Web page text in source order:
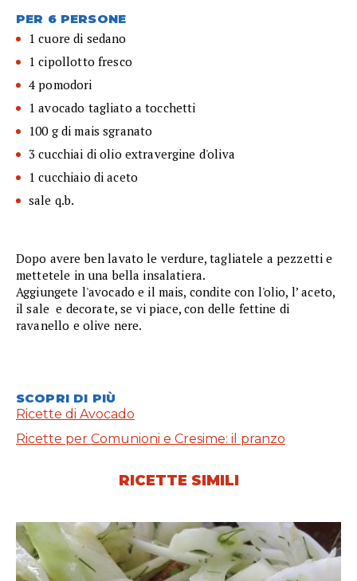
PER 6 PERSONE
1 cuore di sedano
1 cipollotto fresco
4 pomodori
1 avocado tagliato a tocchetti
100 g di mais sgranato
3 cucchiai di olio extravergine d'oliva
1 cucchiaio di aceto
sale q.b.
Dopo avere ben lavato le verdure, tagliatele a pezzetti e
mettetele in una bella insalatiera.
Aggiungete l'avocado e il mais, condite con l'olio, l’ aceto,
il sale e decorate, se vi piace, con delle fettine di
ravanello e olive nere.
SCOPRI DI PIÙ
Ricette di Avocado
Ricette per Comunioni e Cresime: il pranzo
RICETTE SIMILI